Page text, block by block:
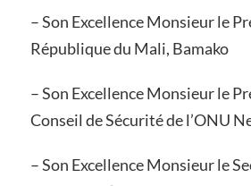
– Son Excellence Monsieur le
République du Mali, Bamako
– Son Excellence Monsieur le
Conseil de Sécurité de l’ONU
– Son Excellence Monsieur le